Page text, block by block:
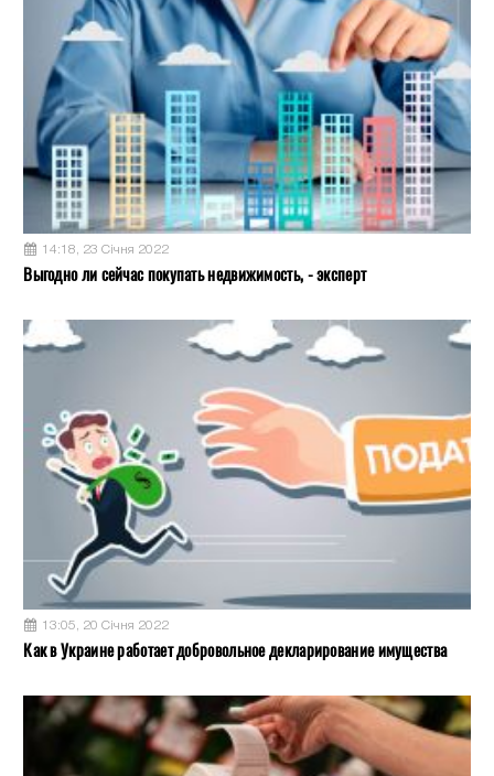
14:18, 23 Січня 2022
Выгодно ли сейчас покупать недвижимость, - эксперт
13:05, 20 Січня 2022
Как в Украине работает добровольное декларирование имущества